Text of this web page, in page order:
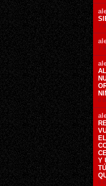
7
7
6
Y
6